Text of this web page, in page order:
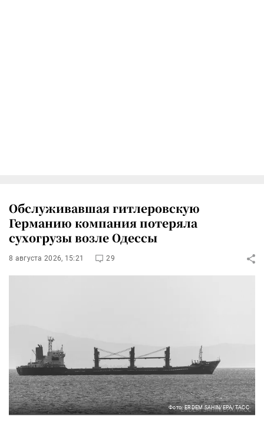
Обслуживавшая гитлеровскую
Германию компания потеряла
сухогрузы возле Одессы
8 августа 2026, 15:21 29
Фото: ERDEM SAHIN/EPA/ТАСС